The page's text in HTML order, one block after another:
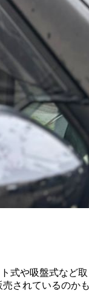
式や吸盤式など
されているのか